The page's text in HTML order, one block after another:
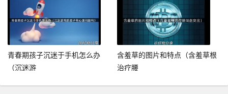
青春期孩子沉迷于手机怎么办
（沉迷游
含羞草的图片和特点（含羞草根
治疗腰